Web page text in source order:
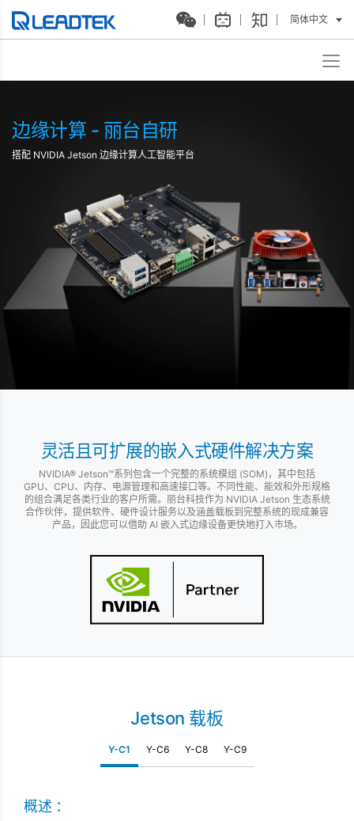
简体中文
边缘计算 - 丽台自研
搭配 NVIDIA Jetson 边缘计算人工智能平台
灵活且可扩展的嵌入式硬件解决方案
NVIDIA® Jetson™系列包含一个完整的系统模组 (SOM)，其中包括
GPU、CPU、内存、电源管理和高速接口等。不同性能、能效和外形规格
的组合满足各类行业的客户所需。丽台科技作为 NVIDIA Jetson 生态系统
合作伙伴，提供软件、硬件设计服务以及涵盖载板到完整系统的现成兼容
产品，因此您可以借助 AI 嵌入式边缘设备更快地打入市场。
Jetson 载板
Y-C1 Y-C6 Y-C8 Y-C9
概述 ：